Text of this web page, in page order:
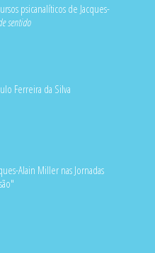
psicanalíticos de Jacques-
sentido
Ferreira da Silva
Alain Miller nas Jornadas